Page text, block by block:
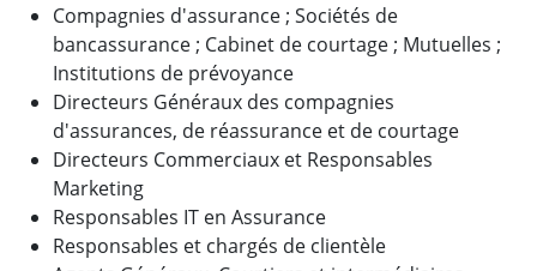
Compagnies d'assurance ; Sociétés de
bancassurance ; Cabinet de courtage ; Mutuelles ;
Institutions de prévoyance
Directeurs Généraux des compagnies
d'assurances, de réassurance et de courtage
Directeurs Commerciaux et Responsables
Marketing
Responsables IT en Assurance
Responsables et chargés de clientèle